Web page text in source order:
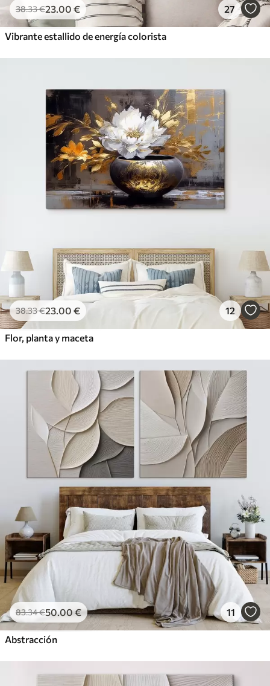
38.33€23.00 € 27
Vibrante estallido de energía colorista
38.33€23.00 € 12
Flor, planta y maceta
83.34€50.00€ 11
Abstracción